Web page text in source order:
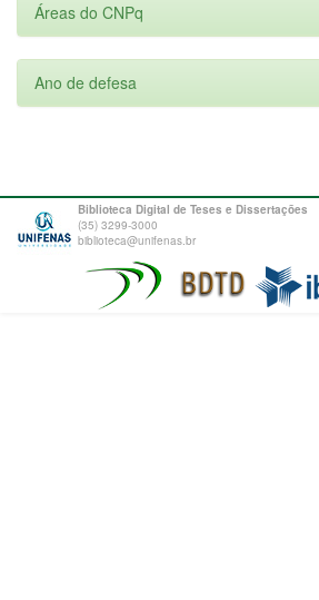
Áreas do CNPq
Ano de defesa
Biblioteca Digital de Teses e Dissertações
(35) 3299-3000
biblioteca@unifenas.br